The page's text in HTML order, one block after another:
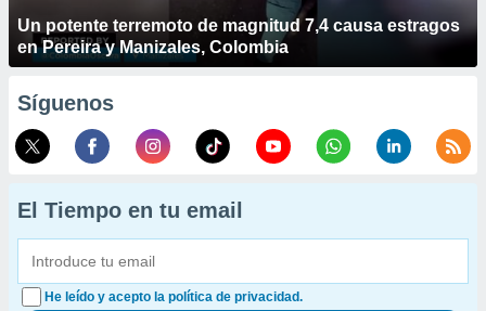
Un potente terremoto de magnitud 7,4 causa estragos
en Pereira y Manizales, Colombia
Síguenos
El Tiempo en tu email
He leído y acepto la política de privacidad.